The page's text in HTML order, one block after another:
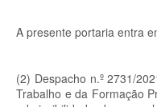
A presente portaria entra
(2) Despacho n.º 2731/
Trabalho e da Formação